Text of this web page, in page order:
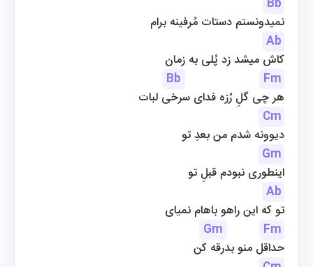
Bb
نمیدونستم دستات مُرفینه برام
Ab
کاش میشد زد پُلی به زمان
Bb
Fm
هر چی گلِ رُزه فدای سرخی لبات
Cm
دیوونه شدم من بعدِ تو
Gm
اینطوری نبودم قبلِ تو
Ab
تو که این راهو باهام نمیای
Gm
Fm
حداقل منو بدرقه کن